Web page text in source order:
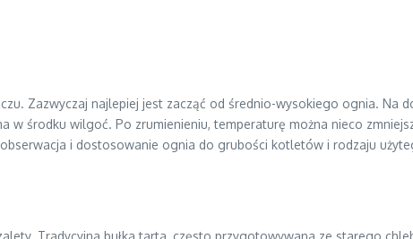
Zazwyczaj najlepiej jest zacząć od średnio-wysokiego ognia. Na
środku wilgoć. Po zrumienieniu, temperaturę można nieco
i dostosowanie ognia do grubości kotletów i rodzaju
Tradycyjna bułka tarta, często przygotowywana ze starego